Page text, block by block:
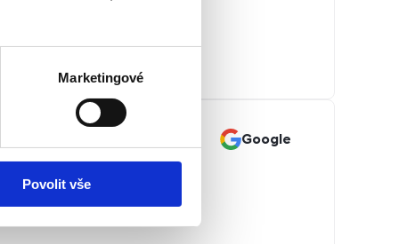
Marketingové
Povolit vše
Google